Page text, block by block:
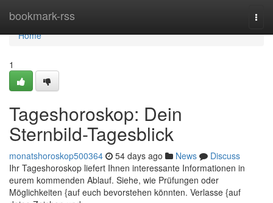
bookmark-rss
Home
Home
1
Tageshoroskop: Dein
Sternbild-Tagesblick
monatshoroskop500364 54 days ago News
Discuss
Ihr Tageshoroskop liefert Ihnen interessante Informationen in
eurem kommenden Ablauf. Siehe, wie Prüfungen oder
Möglichkeiten {auf euch bevorstehen könnten. Verlasse {auf